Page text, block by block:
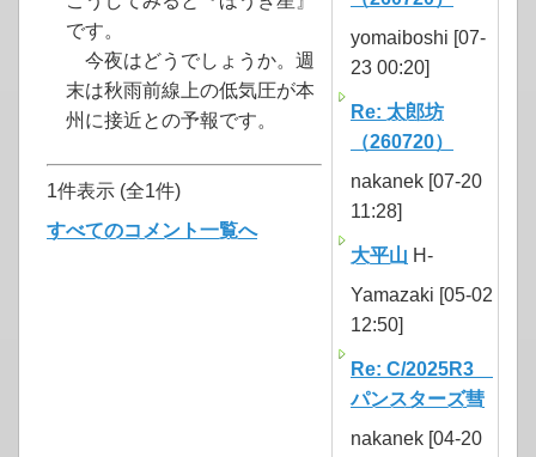
です。
今夜はどうでしょうか。週
末は秋雨前線上の低気圧が本
州に接近との予報です。
1件表示 (全1件)
すべてのコメント一覧へ
yomaiboshi [07-
23 00:20]
Re: 太郎坊
（260720）
nakanek [07-20
11:28]
大平山 H-
Yamazaki [05-02
12:50]
Re: C/2025R3
パンスターズ彗
nakanek [04-20